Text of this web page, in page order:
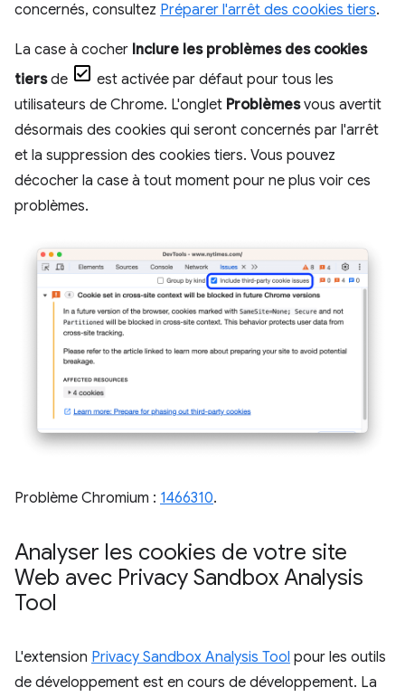
concernés, consultez Préparer l'arrêt des cookies tiers.
La case à cocher Inclure les problèmes des cookies
tiersde
est activée par défaut pour tous les
utilisateurs de Chrome. L'onglet Problèmesvous avertit
désormais des cookies qui seront concernés par l'arrêt
et la suppression des cookies tiers. Vous pouvez
décocher la case à tout moment pour ne plus voir ces
problèmes.
Problème Chromium : 1466310.
Analyser les cookies de votre site
Web avec Privacy Sandbox Analysis
Tool
L'extension Privacy Sandbox Analysis Tool pour les outils
de développement est en cours de développement. La